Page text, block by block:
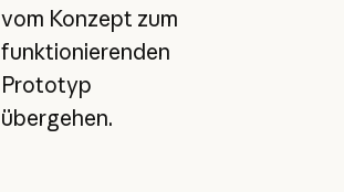
vom Konzept zum
funktionierenden
Prototyp
übergehen.